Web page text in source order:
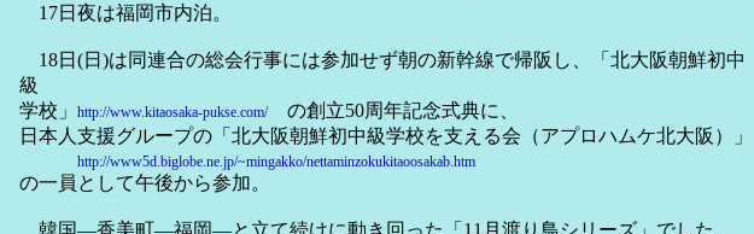
17日夜は福岡市内泊。
18日(日)は同連合の総会行事には参加せず朝の新幹線で帰阪し、「北大阪朝鮮初中
級
学校」
http://www.kitaosaka-pukse.com/の創立50周年記念式典に、
日本人支援グループの「北大阪朝鮮初中級学校を支える会（アプロハムケ北大阪）」
http://www5d.biglobe.ne.jp/~mingakko/nettaminzokukitaoosakab.htm
の一員として午後から参加。